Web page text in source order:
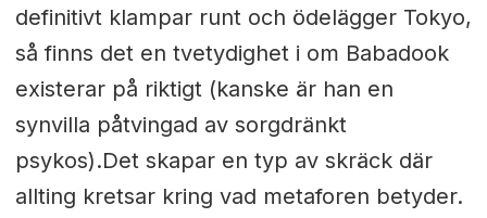
definitivt klampar runt och ödelägger Tokyo,
så finns det en tvetydighet i om Babadook
existerar på riktigt (kanske är han en
synvilla påtvingad av sorgdränkt
psykos).Det skapar en typ av skräck där
allting kretsar kring vad metaforen betyder.